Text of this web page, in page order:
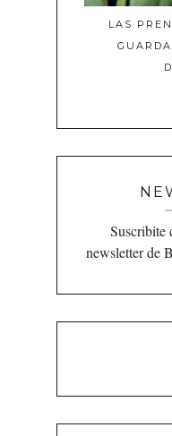
LAS
Suscribite
newsletter de